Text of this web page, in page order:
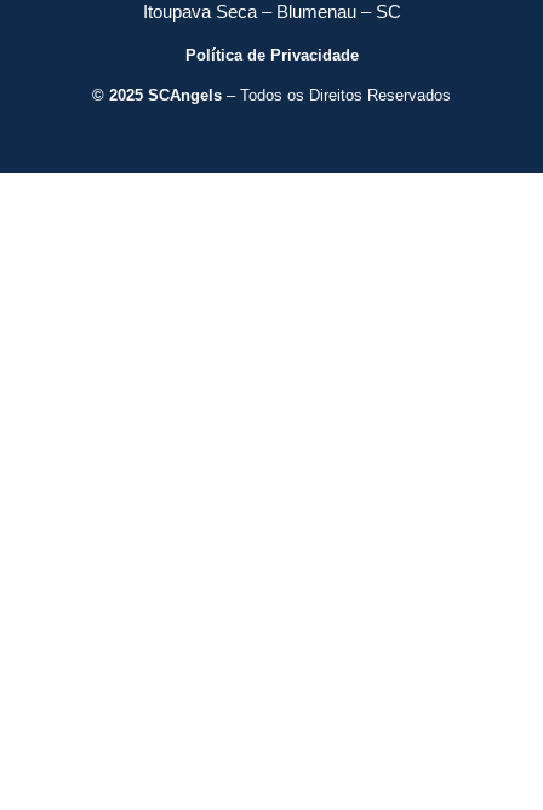
Itoupava Seca – Blumenau – SC
Política de Privacidade
© 2025 SCAngels – Todos os Direitos Reservados